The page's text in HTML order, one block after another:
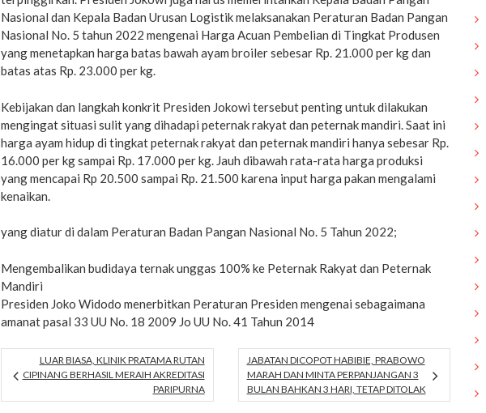
Nasional dan Kepala Badan Urusan Logistik melaksanakan Peraturan Badan Pangan
Nasional No. 5 tahun 2022 mengenai Harga Acuan Pembelian di Tingkat Produsen
yang menetapkan harga batas bawah ayam broiler sebesar Rp. 21.000 per kg dan
batas atas Rp. 23.000 per kg.
Kebijakan dan langkah konkrit Presiden Jokowi tersebut penting untuk dilakukan
mengingat situasi sulit yang dihadapi peternak rakyat dan peternak mandiri. Saat ini
harga ayam hidup di tingkat peternak rakyat dan peternak mandiri hanya sebesar Rp.
16.000 per kg sampai Rp. 17.000 per kg. Jauh dibawah rata-rata harga produksi
yang mencapai Rp 20.500 sampai Rp. 21.500 karena input harga pakan mengalami
kenaikan.
yang diatur di dalam Peraturan Badan Pangan Nasional No. 5 Tahun 2022;
Mengembalikan budidaya ternak unggas 100% ke Peternak Rakyat dan Peternak
Mandiri
Presiden Joko Widodo menerbitkan Peraturan Presiden mengenai sebagaimana
amanat pasal 33 UU No. 18 2009 Jo UU No. 41 Tahun 2014
LUAR BIASA, KLINIK PRATAMA RUTAN
CIPINANG BERHASIL MERAIH AKREDITASI
PARIPURNA
JABATAN DICOPOT HABIBIE, PRABOWO
MARAH DAN MINTA PERPANJANGAN 3
BULAN BAHKAN 3 HARI, TETAP DITOLAK